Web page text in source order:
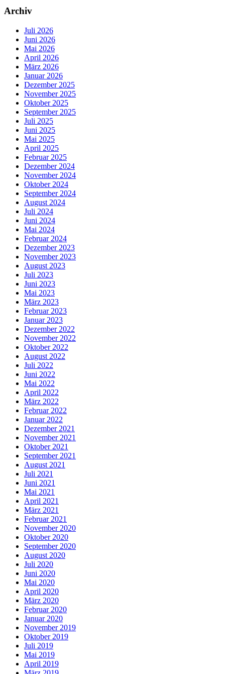
Archiv
Juli 2026
Juni 2026
Mai 2026
April 2026
März 2026
Januar 2026
Dezember 2025
November 2025
Oktober 2025
September 2025
Juli 2025
Juni 2025
Mai 2025
April 2025
Februar 2025
Dezember 2024
November 2024
Oktober 2024
September 2024
August 2024
Juli 2024
Juni 2024
Mai 2024
Februar 2024
Dezember 2023
November 2023
August 2023
Juli 2023
Juni 2023
Mai 2023
März 2023
Februar 2023
Januar 2023
Dezember 2022
November 2022
Oktober 2022
August 2022
Juli 2022
Juni 2022
Mai 2022
April 2022
März 2022
Februar 2022
Januar 2022
Dezember 2021
November 2021
Oktober 2021
September 2021
August 2021
Juli 2021
Juni 2021
Mai 2021
April 2021
März 2021
Februar 2021
November 2020
Oktober 2020
September 2020
August 2020
Juli 2020
Juni 2020
Mai 2020
April 2020
März 2020
Februar 2020
Januar 2020
November 2019
Oktober 2019
Juli 2019
Mai 2019
April 2019